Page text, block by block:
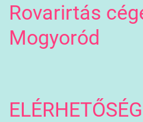
Rovarirtás
Mogyoród
ELÉRHETŐSÉG